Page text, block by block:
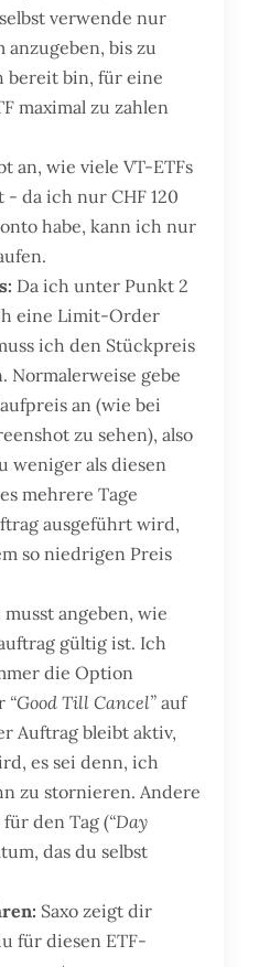
verwende nur
anzugeben, bis zu
bereit bin, für eine
maximal zu zahlen
an, wie viele VT-ETFs
da ich nur CHF 120
habe, kann ich nur
Da ich unter Punkt 2
eine Limit-Order
ich den Stückpreis
Normalerweise gebe
an (wie bei
zu sehen), also
weniger als diesen
mehrere Tage
ausgeführt wird,
so niedrigen Preis
musst angeben, wie
gültig ist. Ich
die Option
“Good Till Cancel” auf
Auftrag bleibt aktiv,
es sei denn, ich
zu stornieren. Andere
den Tag (“Day
das du selbst
Saxo zeigt dir
für diesen ETF-